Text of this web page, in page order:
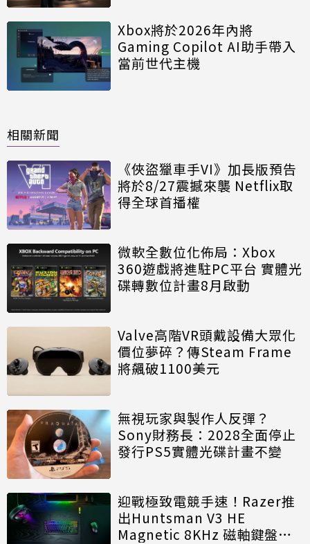
Xbox將於2026年內將
Gaming Copilot AI助手帶入
當前世代主機
相關新聞
《俠盜獵車手VI》加長版預告
將於8/27震撼來襲 Netflix取
得全球首播權
微軟全數位化佈局：Xbox
360遊戲將進駐PC平台 實體光
碟轉數位計畫8月啟動
Valve高階VR頭戴設備大眾化
價位夢碎？傳Steam Frame
將飆破1100美元
無視玩家與製作人反彈？
Sony財務長：2028全面停止
發行PS5實體光碟計畫不變
迎戰極致電競手速！Razer推
出Huntsman V3 HE
Magnetic 8KHz 磁軸鍵盤效